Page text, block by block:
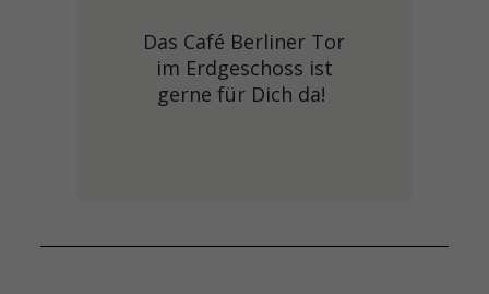
Das Café Berliner Tor
im Erdgeschoss ist
gerne für Dich da!